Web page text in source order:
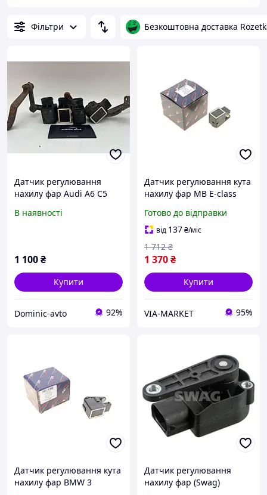
Фільтри Безкоштовна доставка
Датчик регулювання
нахилу фар Audi A6 C5
б/у
В наявності
1 100₴
Купити
Dominic-avto 92%
Датчик регулювання кута
нахилу фар MB E-class
Готово до відправки
від 137₴/міс
1 370₴
1 712 ₴
Купити
VIA-MARKET 95%
Датчик регулювання кута
нахилу фар BMW 3
Датчик регулювання
нахилу фар (Swag)